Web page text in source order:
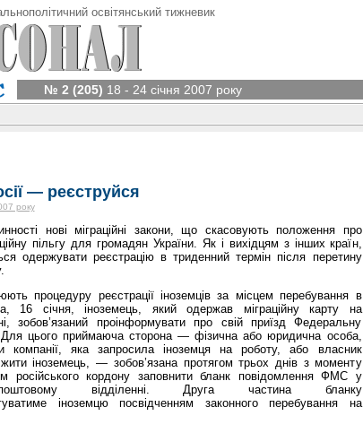
освітянський тижневик
№ 2 (205) 18 - 24 січня 2007 року
— реєструйся
року
нові міграційні закони, що скасовують положення про
пільгу для громадян України. Як і вихідцям з інших країн,
одержувати реєстрацію в триденний термін після перетину
процедуру реєстрації іноземців за місцем перебування в
16 січня, іноземець, який одержав міграційну карту на
зобов’язаний проінформувати про свій приїзд Федеральну
Для цього приймаюча сторона — фізична або юридична особа,
компанії, яка запросила іноземця на роботу, або власник
іноземець, — зобов’язана протягом трьох днів з моменту
російського кордону заповнити бланк повідомлення ФМС у
відділенні. Друга частина бланку
іноземцю посвідченням законного перебування на